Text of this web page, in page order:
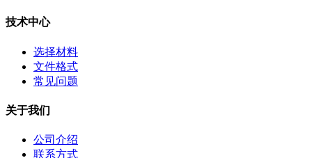
技术中心
选择材料
文件格式
常见问题
关于我们
公司介绍
联系方式